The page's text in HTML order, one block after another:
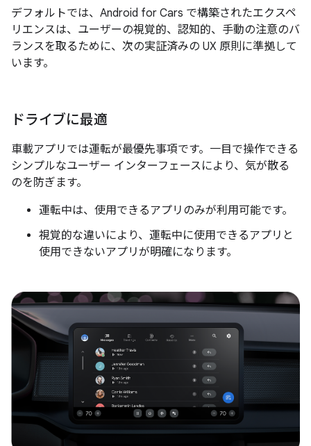
デフォルトでは、Android for Cars で構築されたエクスペ
リエンスは、ユーザーの視覚的、認知的、手動の注意のバ
ランスを取るために、次の実証済みの UX 原則に準拠して
います。
ドライブに最適
車載アプリでは運転が最優先事項です。一目で操作できる
シンプルなユーザー インターフェースにより、気が散る
のを防ぎます。
運転中は、使用できるアプリのみが利用可能です。
視覚的な違いにより、運転中に使用できるアプリと
使用できないアプリが明確になります。